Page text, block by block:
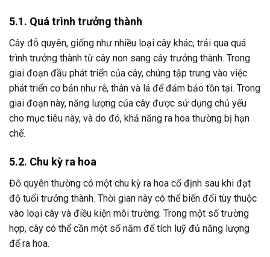
5.1. Quá trình trưởng thành
Cây đỗ quyên, giống như nhiều loại cây khác, trải qua quá
trình trưởng thành từ cây non sang cây trưởng thành. Trong
giai đoạn đầu phát triển của cây, chúng tập trung vào việc
phát triển cơ bản như rễ, thân và lá để đảm bảo tồn tại. Trong
giai đoạn này, năng lượng của cây được sử dụng chủ yếu
cho mục tiêu này, và do đó, khả năng ra hoa thường bị hạn
chế.
5.2. Chu kỳ ra hoa
Đỗ quyên thường có một chu kỳ ra hoa cố định sau khi đạt
độ tuổi trưởng thành. Thời gian này có thể biến đổi tùy thuộc
vào loại cây và điều kiện môi trường. Trong một số trường
hợp, cây có thể cần một số năm để tích luỹ đủ năng lượng
để ra hoa.